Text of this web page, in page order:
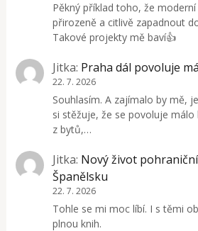
Pěkný příklad toho, že
přirozeně a citlivě zapadnout
Takové projekty mě baví👍
Jitka: Praha dál povoluje
22. 7. 2026
Souhlasím. A zajímalo by mě,
si stěžuje, že se povoluje
z bytů,…
Jitka: Nový život
Španělsku
22. 7. 2026
Tohle se mi moc líbí. I s těmi
plnou knih.